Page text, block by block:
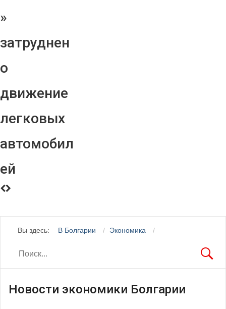
»
затруднен
о
движение
легковых
автомобил
ей
Вы здесь: В Болгарии Экономика
Новости экономики Болгарии